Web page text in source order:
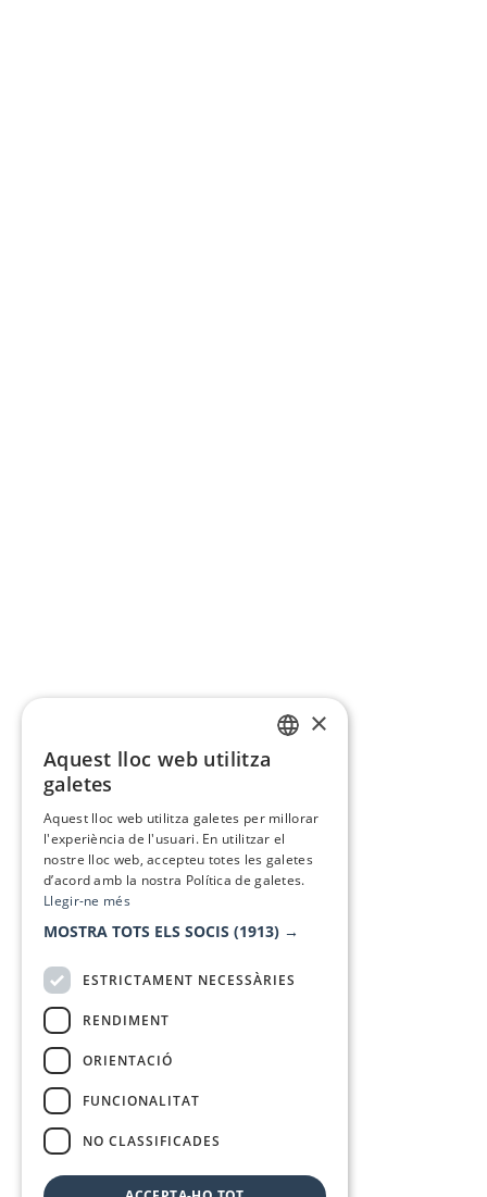
×
Aquest lloc web utilitza
galetes
Aquest lloc web utilitza galetes per millorar
l'experiència de l'usuari. En utilitzar el
nostre lloc web, accepteu totes les galetes
d’acord amb la nostra Política de galetes.
Llegir-ne més
MOSTRA TOTS ELS SOCIS (1913) →
ESTRICTAMENT NECESSÀRIES
RENDIMENT
ORIENTACIÓ
FUNCIONALITAT
NO CLASSIFICADES